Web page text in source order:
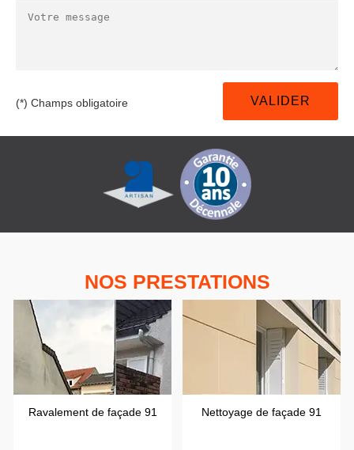
(*) Champs obligatoire
NOS PRESTATIONS
Ravalement de façade 91 Nettoyage de façade 91